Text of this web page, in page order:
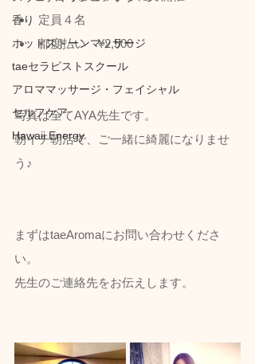
香り
ホットストーンマッサージ
taeセラピストスクール
アロママッサージ・フェイシャル
セルフケア
Hawaii Energy
定員４名
都度払い　¥2,500
写真は全てAYA先生です。
朝イチ朝活で、ご一緒に綺麗になりませ
う♪
まずはtaeAromaにお問い合わせくださ
い。
先生のご連絡先をお伝えします。